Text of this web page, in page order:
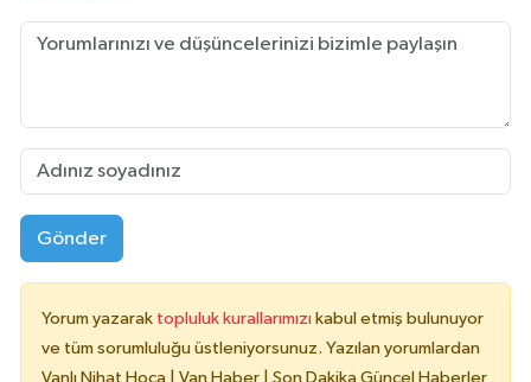
Gönder
Yorum yazarak topluluk kurallarımızı kabul etmiş bulunuyor
ve tüm sorumluluğu üstleniyorsunuz. Yazılan yorumlardan
Vanlı Nihat Hoca | Van Haber | Son Dakika Güncel Haberler